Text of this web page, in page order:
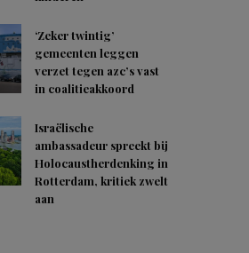
‘Zeker twintig’
gemeenten leggen
verzet tegen azc’s vast
in coalitieakkoord
Israëlische
ambassadeur spreekt bij
Holocaustherdenking in
Rotterdam, kritiek zwelt
aan